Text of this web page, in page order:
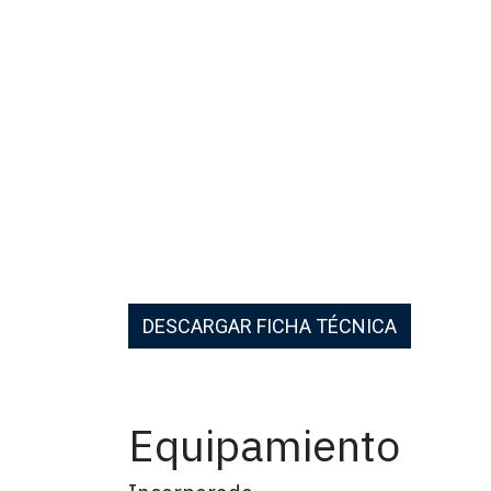
DESCARGAR FICHA TÉCNICA
Equipamiento